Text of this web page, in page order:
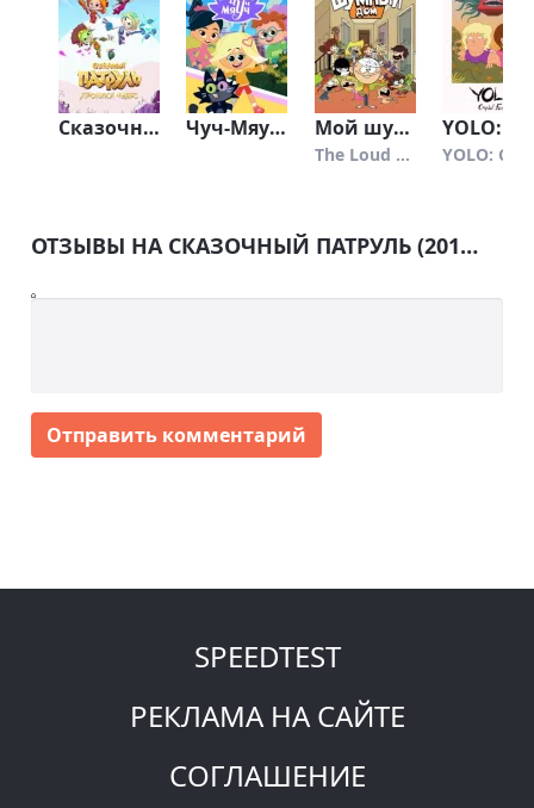
Сказочный патруль. Хроники чудес (2019) Чуч-Мяуч (2020) Мой шумный дом (2016)
The Loud House
ОТЗЫВЫ НА СКАЗОЧНЫЙ ПАТРУЛЬ (2016)
Отправить комментарий
SPEEDTEST
РЕКЛАМА НА САЙТЕ
СОГЛАШЕНИЕ